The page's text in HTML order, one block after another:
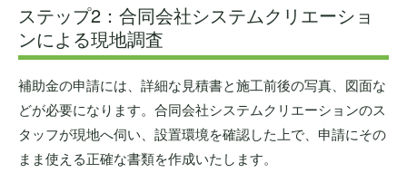
ステップ2：合同会社システムクリエーショ
ンによる現地調査
補助金の申請には、詳細な見積書と施工前後の写真、図面な
どが必要になります。合同会社システムクリエーションのス
タッフが現地へ伺い、設置環境を確認した上で、申請にその
まま使える正確な書類を作成いたします。